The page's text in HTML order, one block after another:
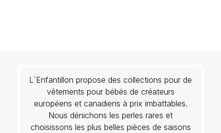
L`Enfantillon propose des collections pour de
vêtements pour bébés de créateurs
européens et canadiens à prix imbattables.
Nous dénichons les perles rares et
choisissons les plus belles pièces de saisons